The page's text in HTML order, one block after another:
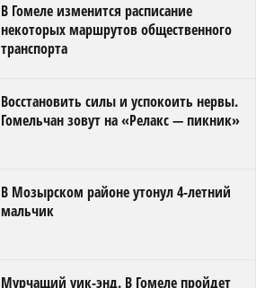
В Гомеле изменится расписание
некоторых маршрутов общественного
транспорта
Восстановить силы и успокоить нервы.
Гомельчан зовут на «Релакс — пикник»
В Мозырском районе утонул 4-летний
мальчик
Мурчащий уик-энд. В Гомеле пройдет